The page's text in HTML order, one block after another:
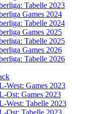
Tabelle 2023
Games 2024
Tabelle 2024
Games 2025
Tabelle 2025
Games 2026
Tabelle 2026
West: Games 2023
Ost: Games 2023
West: Tabelle 2023
Ost: Tabelle 2023